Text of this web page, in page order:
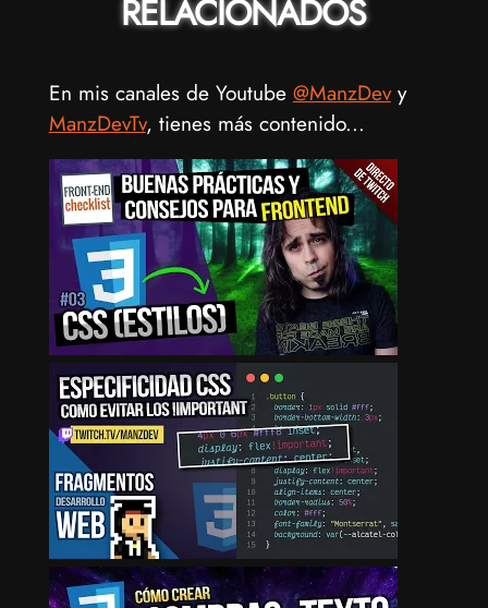
RELACIONADOS
En mis canales de Youtube @ManzDevy
ManzDevTv, tienes más contenido...